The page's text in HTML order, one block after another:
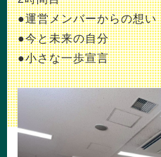
●運営メンバーからの想い
●今と未来の自分
●小さな一歩宣言